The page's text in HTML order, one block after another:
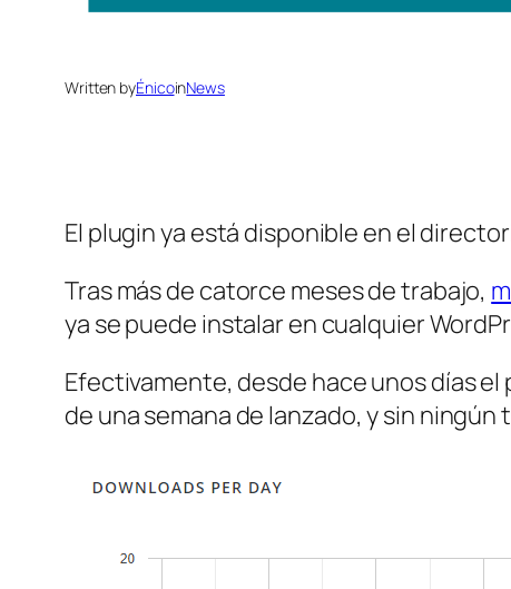
Written byÉnicoinNews
El plugin ya está disponible en el
Tras más de catorce meses de trabajo,
ya se puede instalar en cualquier
Efectivamente, desde hace unos días
de una semana de lanzado, y sin